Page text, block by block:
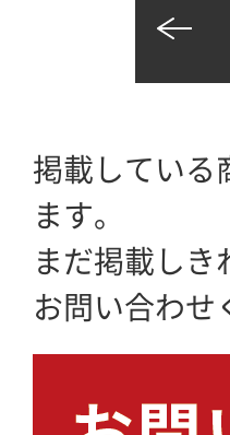
掲載している
ます。
まだ掲載しき
お問い合わせ